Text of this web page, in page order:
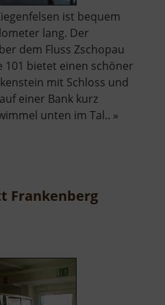
ist bequem
lang. Der
dem Fluss Zschopau
bietet einen schöner
mit Schloss und
einer Bank kurz
unten im Tal.. »
Frankenberg